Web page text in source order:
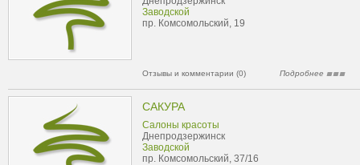
Заводской
пр. Комсомольский, 19
Отзывы и комментарии (0) Подробнее
САКУРА
Салоны красоты
Днепродзержинск
Заводской
пр. Комсомольский, 37/16